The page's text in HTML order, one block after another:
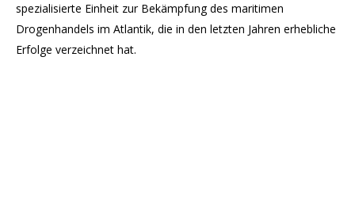
spezialisierte Einheit zur Bekämpfung des maritimen
Drogenhandels im Atlantik, die in den letzten Jahren erhebliche
Erfolge verzeichnet hat.